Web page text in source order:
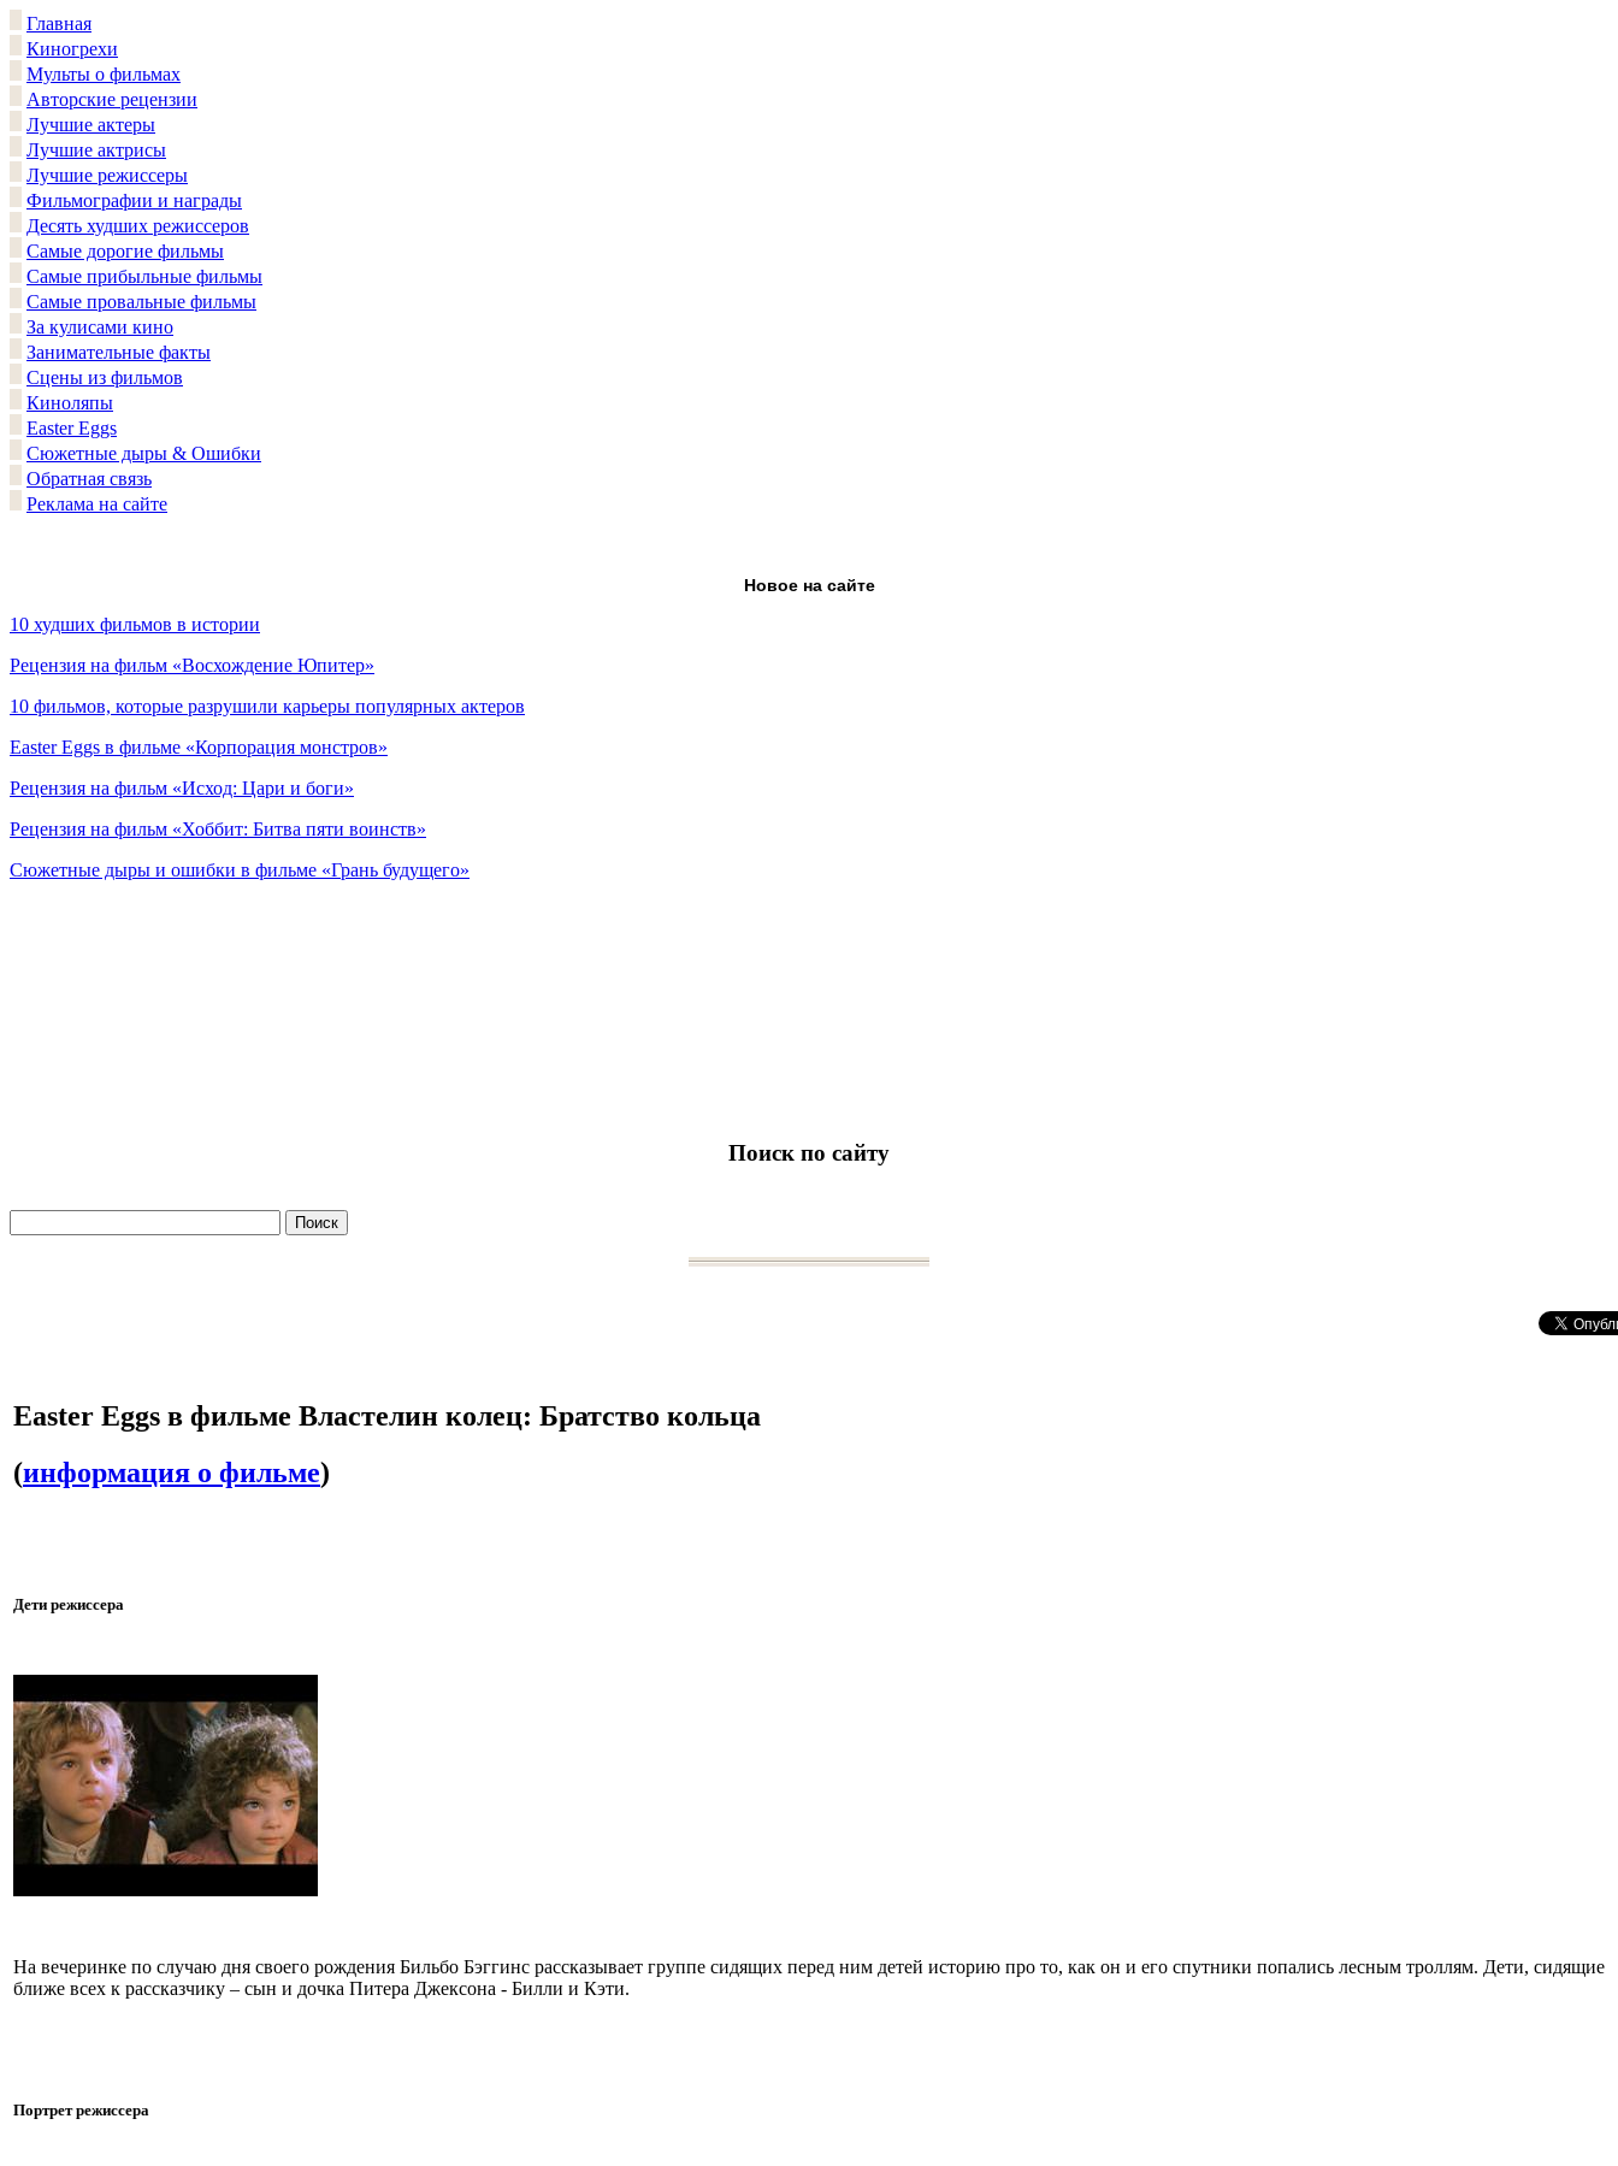
Главная
Киногрехи
Мульты о фильмах
Авторские рецензии
Лучшие актеры
Лучшие актрисы
Лучшие режиссеры
Фильмографии и награды
Десять худших режиссеров
Самые дорогие фильмы
Самые прибыльные фильмы
Самые провальные фильмы
За кулисами кино
Занимательные факты
Сцены из фильмов
Киноляпы
Easter Eggs
Сюжетные дыры & Ошибки
Обратная связь
Реклама на сайте
Новое на сайте
10 худших фильмов в истории
Рецензия на фильм «Восхождение Юпитер»
10 фильмов, которые разрушили карьеры популярных актеров
Easter Eggs в фильме «Корпорация монстров»
Рецензия на фильм «Исход: Цари и боги»
Рецензия на фильм «Хоббит: Битва пяти воинств»
Сюжетные дыры и ошибки в фильме «Грань будущего»
Поиск по сайту
Easter Eggs в фильме Властелин колец: Братство кольца
(информация о фильме)
Дети режиссера
На вечеринке по случаю дня своего рождения Бильбо Бэггинс рассказывает группе сидящих перед ним детей историю про то, как он и его спутники попались лесным троллям. Дети, сидящие
ближе всех к рассказчику – сын и дочка Питера Джексона - Билли и Кэти.
Портрет режиссера